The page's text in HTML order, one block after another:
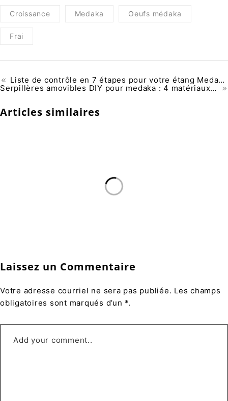
Croissance Medaka Oeufs médaka
Frai
Liste de contrôle en 7 étapes pour votre étang Medaka au printemps
Serpillères amovibles DIY pour medaka : 4 matériaux testés
Articles similaires
Laissez un Commentaire
Votre adresse courriel ne sera pas publiée. Les champs
obligatoires sont marqués d’un *.